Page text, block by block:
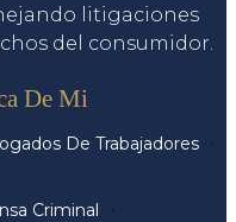
litigaciones
del consumidor.
De Mi
De Trabajadores
Criminal